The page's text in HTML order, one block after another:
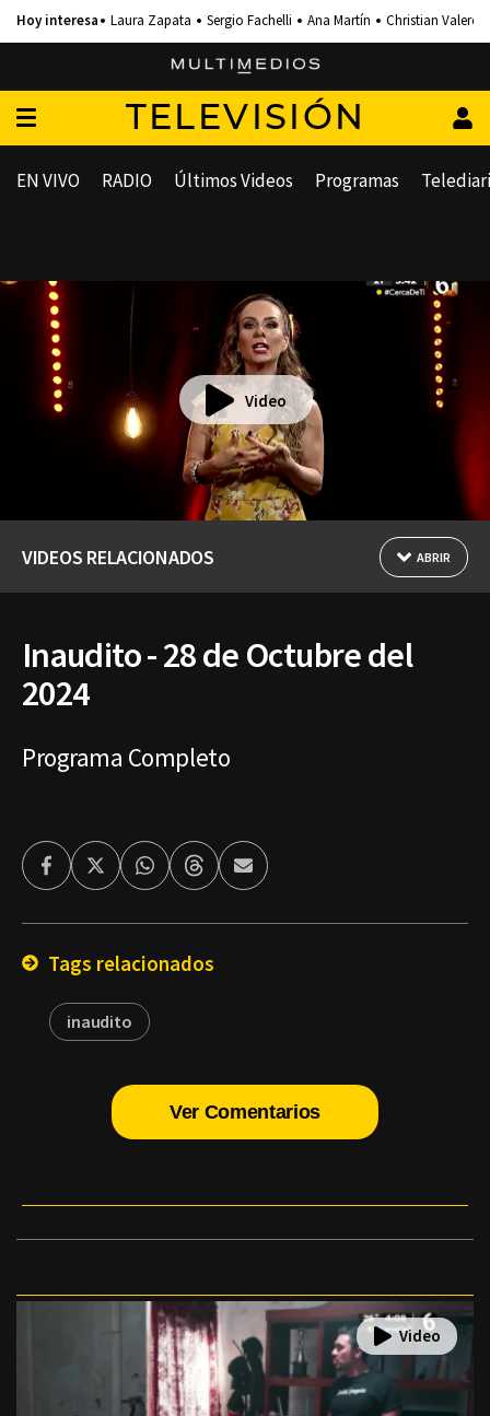
Laura Zapata Sergio Fachelli Ana Martín Christian Valero
TELEVISIÓN
EN VIVO RADIO Últimos Videos Programas
Video
VIDEOS RELACIONADOS ABRIR
Inaudito - 28 de Octubre del
2024
Programa Completo
FacebookTwitterWhatsappThreadsEnviar
por
Tags relacionados
inaudito
Ver Comentarios